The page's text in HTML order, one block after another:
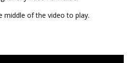
middle of the video to play.